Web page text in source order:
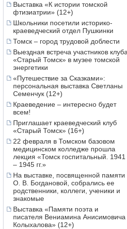
Выставка «К истории томской
фтизиатрии» (12+)
Школьники посетили историко-
краеведческий отдел Пушкинки
Томск – город трудовой доблести
Выездная встреча участников клуба
«Старый Томск» в музее томской
энергетики
«Путешествие за Сказками»:
персональная выставка Светланы
Семенчук (12+)
Краеведение – интересно будет
всем!
Приглашает краеведческий клуб
«Старый Томск» (16+)
22 февраля в Томском базовом
медицинском колледже прошла
лекция «Томск госпитальный. 1941
– 1945 гг.»
На выставке, посвященной памяти
О. В. Богдановой, собрались ее
родственники, коллеги, ученики и
знакомые
Выставка «Памяти поэта и
писателя Вениамина Анисимовича
Колыхалова» (12+)